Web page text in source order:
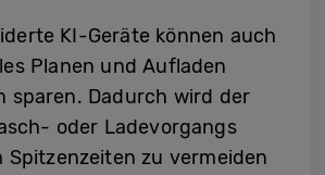
KI-Geräte können auch
Planen und Aufladen
sparen. Dadurch wird der
oder Ladevorgangs
Spitzenzeiten zu vermeiden